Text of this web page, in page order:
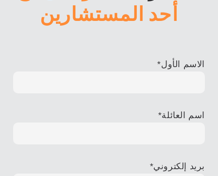
أحد المستشارين
الاسم الأول*
اسم العائلة*
بريد إلكتروني*